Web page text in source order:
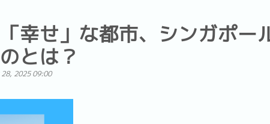
Group CEO
幸せ」な都市、シンガポー
とは？
2025 09:00